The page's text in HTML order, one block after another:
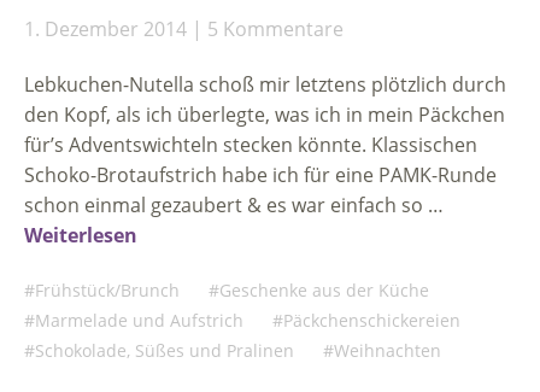
1. Dezember 2014 5 Kommentare
Lebkuchen-Nutella schoß mir letztens plötzlich durch
den Kopf, als ich überlegte, was ich in mein Päckchen
für’s Adventswichteln stecken könnte. Klassischen
Schoko-Brotaufstrich habe ich für eine PAMK-Runde
schon einmal gezaubert & es war einfach so …
Weiterlesen
Frühstück/Brunch
Geschenke aus der Küche
Marmelade und Aufstrich
Päckchenschickereien
Schokolade, Süßes und Pralinen
Weihnachten